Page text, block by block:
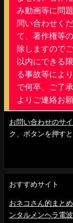
み動画等に問
問い合わせく
て、著作権等
除しますので
以内にできる
る事故等によ
で何卒、ご了
よりご連絡お
お問い合わせのサ
ク、ボタンを押す
おすすめサイト
おネコさん的まと
ンタルメンヘラ電